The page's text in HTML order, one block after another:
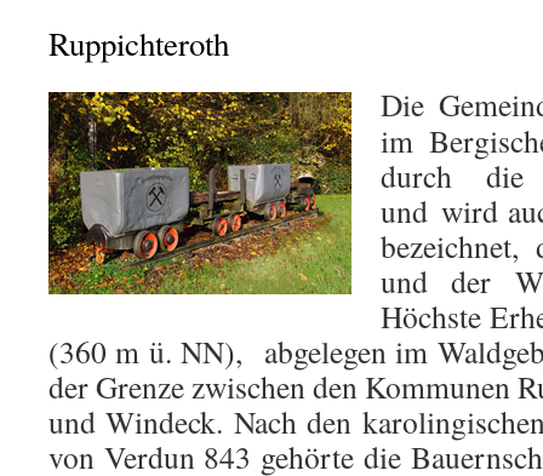
Ruppichteroth
Die
im
durch die
und wird
und der
Höchste
(360 m ü. NN), abgelegen im
der Grenze zwischen den Kommunen
und Windeck. Nach den
von Verdun 843 gehörte die